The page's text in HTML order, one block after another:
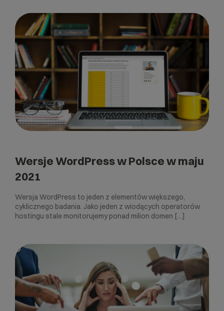
Wersje WordPress w Polsce w maju
2021
Wersja WordPress to jeden z elementów większego,
cyklicznego badania. Jako jeden z wiodących operatorów
hostingu stale monitorujemy ponad milion domen […]